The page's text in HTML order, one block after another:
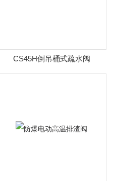
CS45H倒吊桶式疏水阀